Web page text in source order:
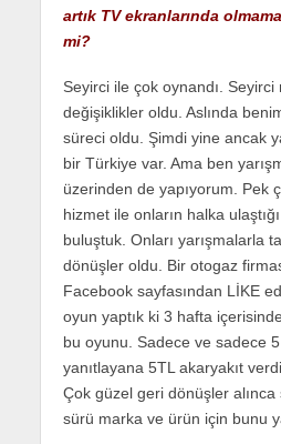
artık TV ekranlarında
mi?
Seyirci ile çok oynandı. Seyirci
değişiklikler oldu. Aslında
süreci oldu. Şimdi yine ancak
bir Türkiye var. Ama ben
üzerinden de yapıyorum. Pek
hizmet ile onların halka
buluştuk. Onları yarışmalarla
dönüşler oldu. Bir otogaz
Facebook sayfasından LİKE
oyun yaptık ki 3 hafta
bu oyunu. Sadece ve sadece
yanıtlayana 5TL akaryakıt
Çok güzel geri dönüşler
sürü marka ve ürün için bunu